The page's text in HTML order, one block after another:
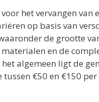
voor het vervangen van
op basis van
de grootte
en de
het algemeen ligt de
€50 en €150